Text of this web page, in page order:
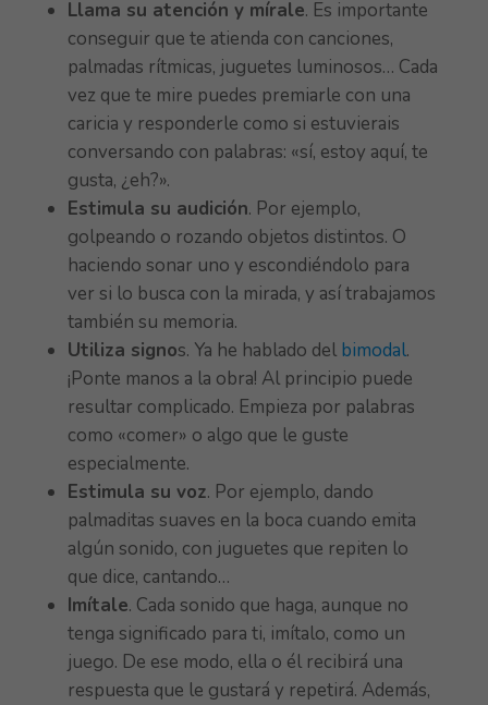
Llama su atención y mírale. Es importante
conseguir que te atienda con canciones,
palmadas rítmicas, juguetes luminosos… Cada
vez que te mire puedes premiarle con una
caricia y responderle como si estuvierais
conversando con palabras: «sí, estoy aquí, te
gusta, ¿eh?».
Estimula su audición. Por ejemplo,
golpeando o rozando objetos distintos. O
haciendo sonar uno y escondiéndolo para
ver si lo busca con la mirada, y así trabajamos
también su memoria.
Utiliza signos. Ya he hablado del bimodal.
¡Ponte manos a la obra! Al principio puede
resultar complicado. Empieza por palabras
como «comer» o algo que le guste
especialmente.
Estimula su voz. Por ejemplo, dando
palmaditas suaves en la boca cuando emita
algún sonido, con juguetes que repiten lo
que dice, cantando…
Imítale. Cada sonido que haga, aunque no
tenga significado para ti, imítalo, como un
juego. De ese modo, ella o él recibirá una
respuesta que le gustará y repetirá. Además,